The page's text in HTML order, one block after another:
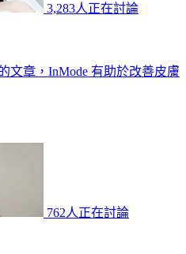
3,283人正在討論
文章，InMode 有助於改善皮膚
762人正在討論